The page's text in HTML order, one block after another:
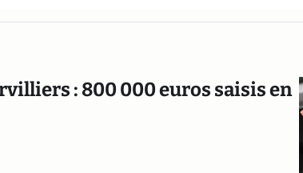
: 800 000 euros saisis en